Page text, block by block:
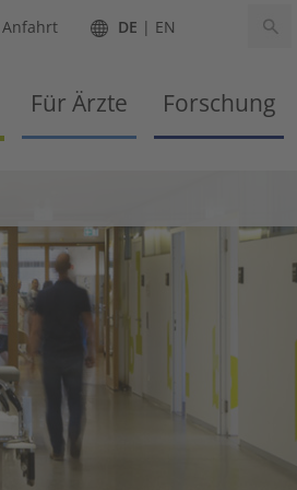
Anfahrt DE EN
Für Ärzte Forschung